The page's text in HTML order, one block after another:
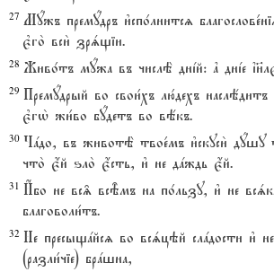
27 Мyжъ премyдръ и3спо1лнитсz
є3го2 вси2 зрsщіи.
28 Живо1тъ мyжа въ числЁ днjй: ґ днjе
29 Премyдрый во свои1хъ лю1дехъ
є3гw2 жи1во бyдетъ во вёкъ.
30 Чaдо, въ животЁ твое1мъ и3скуси2 дyшу
что2 є4й ѕло2 є4сть, и3 не дaждь є4й.
31 И$бо не вс‰ всBмъ на по1льзу, и3 не
благоволи1тъ.
32 Не пресыщaйсz во всsцэй слaдости и3
(разли1чіе) брaшна,